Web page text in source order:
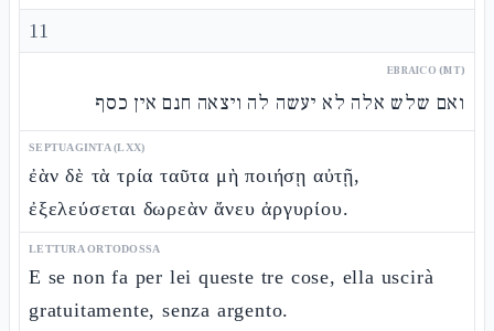
11
EBRAICO (MT)
ואם שלש אלה לא יעשה לה ויצאה חנם אין כסף
SEPTUAGINTA (LXX)
ἐὰν δὲ τὰ τρία ταῦτα μὴ ποιήσῃ αὐτῇ,
ἐξελεύσεται δωρεὰν ἄνευ ἀργυρίου.
LETTURA ORTODOSSA
E se non fa per lei queste tre cose, ella uscirà
gratuitamente, senza argento.